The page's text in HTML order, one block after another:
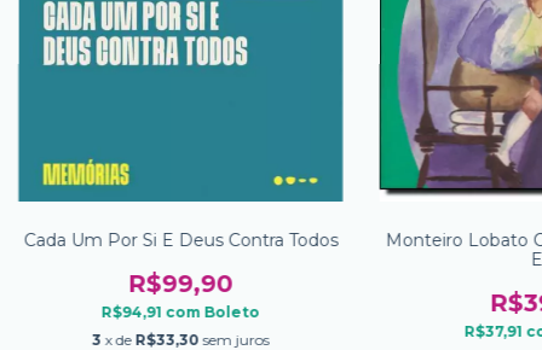
Cada Um Por Si E Deus Contra Todos
R$99,90
R$94,91 com Boleto
3 x de R$33,30 sem juros
Monteiro Lobato
R$37,91